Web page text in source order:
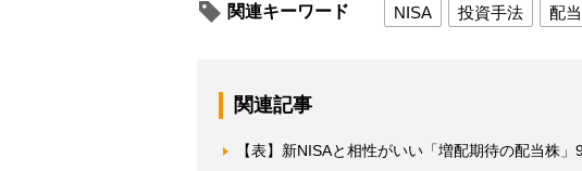
関連キーワード NISA 投資手法 配当
関連記事
【表】新NISAと相性がいい「増配期待の配当株」